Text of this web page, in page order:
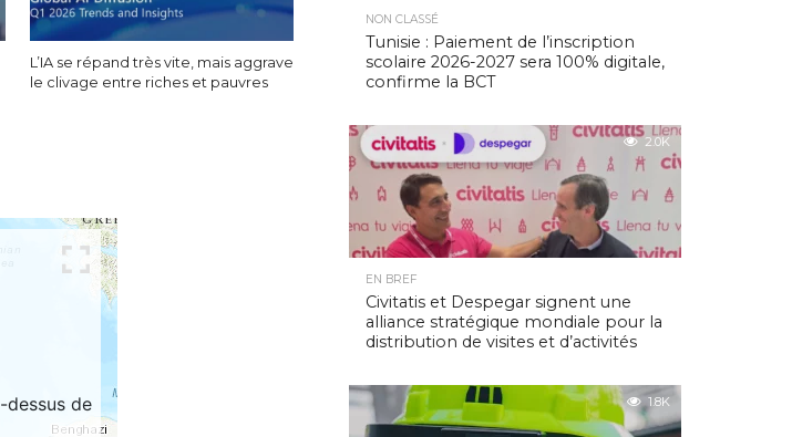
L’IA se répand très vite, mais aggrave
le clivage entre riches et pauvres
NON CLASSÉ
Tunisie : Paiement de l’inscription
scolaire 2026-2027 sera 100% digitale,
confirme la BCT
2.0K
EN BREF
Civitatis et Despegar signent une
alliance stratégique mondiale pour la
distribution de visites et d’activités
1.8K